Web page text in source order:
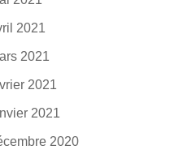
2021
2021
2021
2021
2020